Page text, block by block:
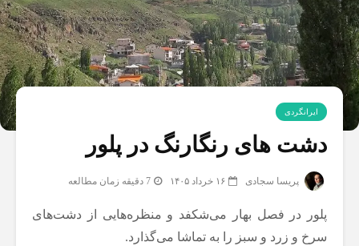
ایرانگردی
دشت های رنگارنگ در پلور
پریسا سجادی ۱۶ خرداد ۱۴۰۵ 7 دقیقه زمان مطالعه
پلور در فصل بهار می‌شکفد و منظره‌هایی از دشت‌های
سرخ و زرد و سبز را به تماشا می‌گذارد.